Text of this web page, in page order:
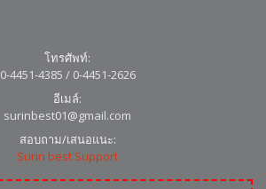
โทรศัพท์:
0-4451-4385 / 0-4451-2626
อีเมล์:
surinbest01@gmail.com
สอบถาม/เสนอแนะ:
Surin best Support